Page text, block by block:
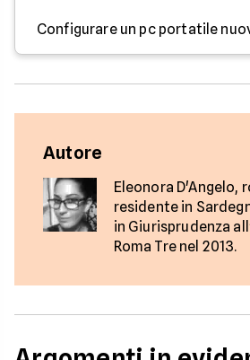
Autore
Eleonora D'Angelo,
residente in
in Giurisprudenza
Roma Tre nel 2013.